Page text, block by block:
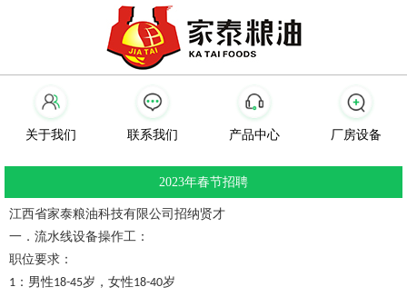
关于我们 联系我们 产品中心 厂房设备
2023年春节招聘
江西省家泰粮油科技有限公司招纳贤才
一． 流水线设备操作工：
职位要求：
1 ：男性18-45岁，女性18-40岁